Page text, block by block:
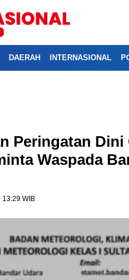
DAERAH INTERNASIONAL
Peringatan Dini
Waspada
13:29 WIB